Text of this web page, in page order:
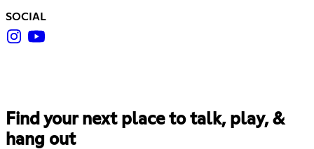
SOCIAL
Find your next place to talk, play, &
hang out